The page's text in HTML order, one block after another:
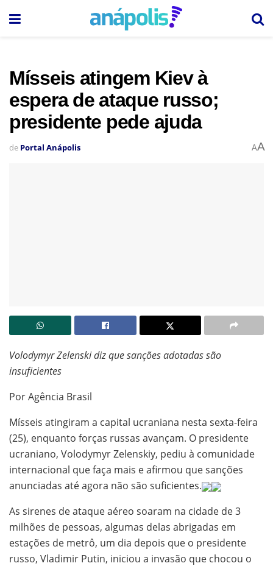
Mísseis atingem Kiev à
espera de ataque russo;
presidente pede ajuda
de Portal Anápolis AA
Volodymyr Zelenski diz que sanções adotadas são
insuficientes
Por Agência Brasil
Mísseis atingiram a capital ucraniana nesta sexta-feira
(25), enquanto forças russas avançam. O presidente
ucraniano, Volodymyr Zelenskiy, pediu à comunidade
internacional que faça mais e afirmou que sanções
anunciadas até agora não são suficientes.
As sirenes de ataque aéreo soaram na cidade de 3
milhões de pessoas, algumas delas abrigadas em
estações de metrô, um dia depois que o presidente
russo, Vladimir Putin, iniciou a invasão que chocou o